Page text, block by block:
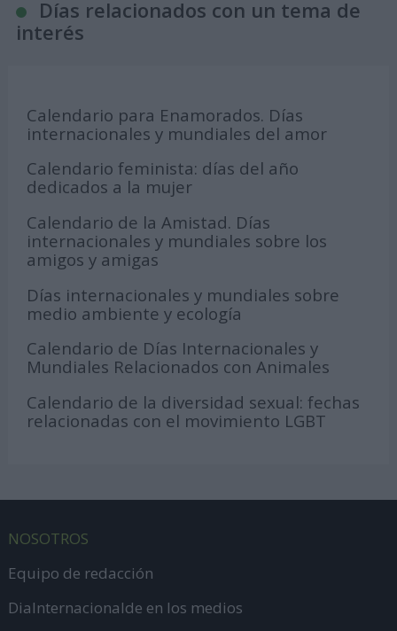
Días relacionados con un tema de
interés
Calendario para Enamorados. Días
internacionales y mundiales del amor
Calendario feminista: días del año
dedicados a la mujer
Calendario de la Amistad. Días
internacionales y mundiales sobre los
amigos y amigas
Días internacionales y mundiales sobre
medio ambiente y ecología
Calendario de Días Internacionales y
Mundiales Relacionados con Animales
Calendario de la diversidad sexual: fechas
relacionadas con el movimiento LGBT
NOSOTROS
Equipo de redacción
DiaInternacionalde en los medios